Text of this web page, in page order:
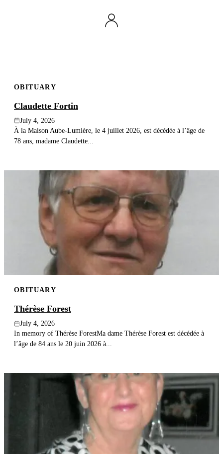
OBITUARY
Claudette Fortin
July 4, 2026
À la Maison Aube-Lumière, le 4 juillet 2026, est décédée à l’âge de
78 ans, madame Claudette...
OBITUARY
Thérèse Forest
July 4, 2026
In memory of Thérèse ForestMa dame Thérèse Forest est décédée à
l’âge de 84 ans le 20 juin 2026 à...